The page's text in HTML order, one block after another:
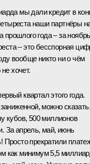
мы дали кредит в
наши партнёры
года – за ноябрь
– это бесспорная
вообще никто ни о чём
хочет.
квартал этого года.
можно сказать,
кубов, 500 миллионов
За апрель, май, июнь
Просто прекратили
как минимум 5,5